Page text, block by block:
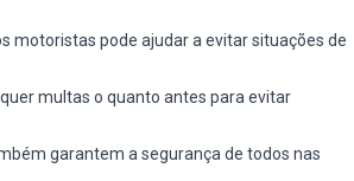
motoristas pode ajudar a evitar situações de
multas o quanto antes para evitar
garantem a segurança de todos nas